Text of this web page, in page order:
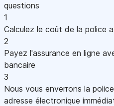
questions
1
Calculez le coût de la police
2
Payez l'assurance en ligne
bancaire
3
Nous vous enverrons la
adresse électronique